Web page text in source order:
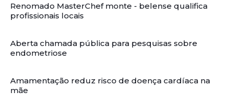
Renomado MasterChef monte - belense qualifica
profissionais locais
Aberta chamada pública para pesquisas sobre
endometriose
Amamentação reduz risco de doença cardíaca na
mãe